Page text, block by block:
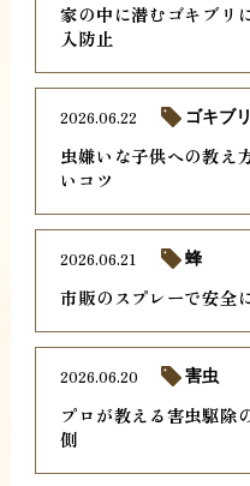
家の中に潜むゴキブリ
入防止
虫嫌いな子供への教え
いコツ
2026.06.22 ゴキブリ
市販のスプレーで安全
2026.06.21 蜂
プロが教える害虫駆除
側
2026.06.20 害虫